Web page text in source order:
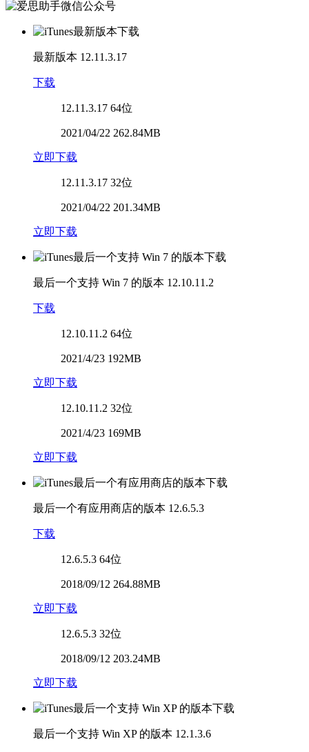
最新版本 12.11.3.17
下载
12.11.3.17 64位
2021/04/22 262.84MB
立即下载
12.11.3.17 32位
2021/04/22 201.34MB
立即下载
最后一个支持 Win 7 的版本 12.10.11.2
下载
12.10.11.2 64位
2021/4/23 192MB
立即下载
12.10.11.2 32位
2021/4/23 169MB
立即下载
最后一个有应用商店的版本 12.6.5.3
下载
12.6.5.3 64位
2018/09/12 264.88MB
立即下载
12.6.5.3 32位
2018/09/12 203.24MB
立即下载
最后一个支持 Win XP 的版本 12.1.3.6